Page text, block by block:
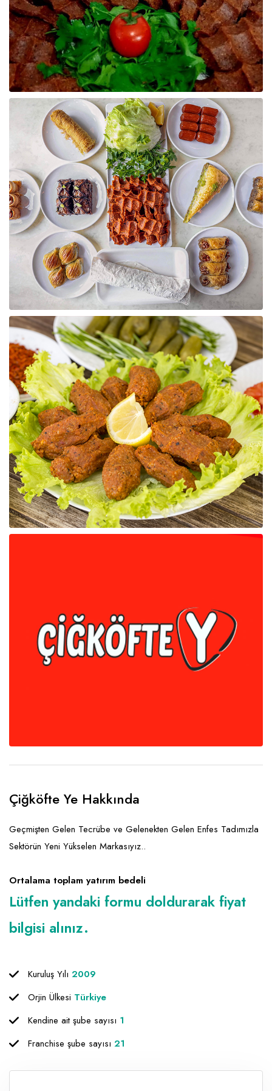
Raf ve Depo Sistemleri
Reklam - Tanıtım - PR ve İnternet
Seyahat - Rent A Car
Tabela - Dijital Baskı
Çiğköfte Ye Hakkında
Geçmişten Gelen Tecrübe ve Gelenekten Gelen Enfes Tadımızla
Sektörün Yeni Yükselen Markasıyız..
Ortalama toplam yatırım bedeli
Lütfen yandaki formu doldurarak fiyat
bilgisi alınız.
Kuruluş Yılı 2009
Orjin Ülkesi Türkiye
Kendine ait şube sayısı 1
Franchise şube sayısı 21